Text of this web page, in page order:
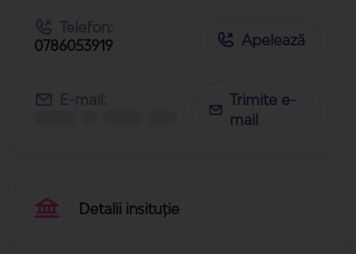
Telefon:
0786053919
Apelează
E-mail:
Trimite e-
mail
Detalii insituție